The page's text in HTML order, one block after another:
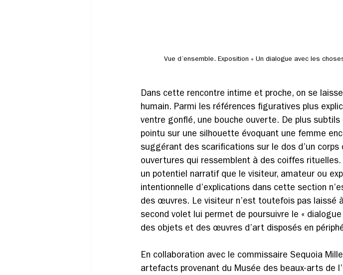
Vue d’ensemble. Exposition « Un dialogue avec les
Dans cette rencontre intime et proche, on se
humain. Parmi les références figuratives plus
ventre gonflé, une bouche ouverte. De plus
pointu sur une silhouette évoquant une femme
suggérant des scarifications sur le dos d’un
ouvertures qui ressemblent à des coiffes
un potentiel narratif que le visiteur, amateur ou
intentionnelle d’explications dans cette section
des œuvres. Le visiteur n’est toutefois pas laissé
second volet lui permet de poursuivre le «
des objets et des œuvres d’art disposés en
En collaboration avec le commissaire Sequoia
artefacts provenant du Musée des beaux-arts de